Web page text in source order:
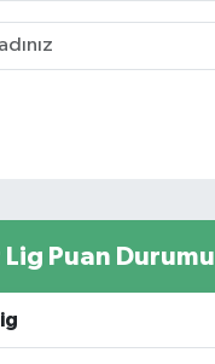
Lig Puan Durumu